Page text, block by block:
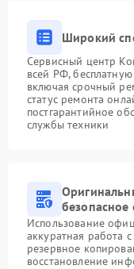
Широкий
Сервисный центр
всей РФ,
включая срочный
статус ремонта
постгарантийное
службы техники
Использование
аккуратная работа
резервное
восстановление